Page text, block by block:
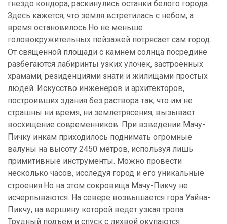
гнездо кондора, раскинулись останки белого города.
Здесь кажется, что земля встретилась с небом, а
время остановилось.Но не меньше
головокружительных пейзажей потрясает сам город.
От священной площади с камнем солнца посредине
разбегаются лабиринты узких улочек, застроенных
храмами, резиденциями знати и жилищами простых
людей. Искусство инженеров и архитекторов,
построивших здания без раствора так, что им не
страшны ни время, ни землетрясения, вызывает
восхищение современников. При взведении Мачу-
Пичку инкам приходилось поднимать огромные
валуны на высоту 2450 метров, используя лишь
примитивные инструменты. Можно провести
несколько часов, исследуя город и его уникальные
строения.Но на этом сокровища Мачу-Пикчу не
исчерпываются. На севере возвышается гора Уайна-
Пикчу, на вершину которой ведет узкая тропа.
Трудный подъем и спуск с лихвой окупаются